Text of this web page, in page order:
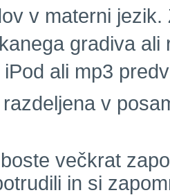
v materni
gradiva
ali mp3
v
večkrat
in si